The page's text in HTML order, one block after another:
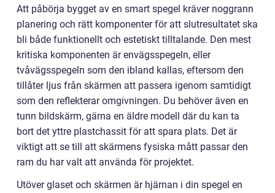
Att påbörja bygget av en smart spegel kräver noggrann
planering och rätt komponenter för att slutresultatet ska
bli både funktionellt och estetiskt tilltalande. Den mest
kritiska komponenten är envägsspegeln, eller
tvåvägsspegeln som den ibland kallas, eftersom den
tillåter ljus från skärmen att passera igenom samtidigt
som den reflekterar omgivningen. Du behöver även en
tunn bildskärm, gärna en äldre modell där du kan ta
bort det yttre plastchassit för att spara plats. Det är
viktigt att se till att skärmens fysiska mått passar den
ram du har valt att använda för projektet.
Utöver glaset och skärmen är hjärnan i din spegel en